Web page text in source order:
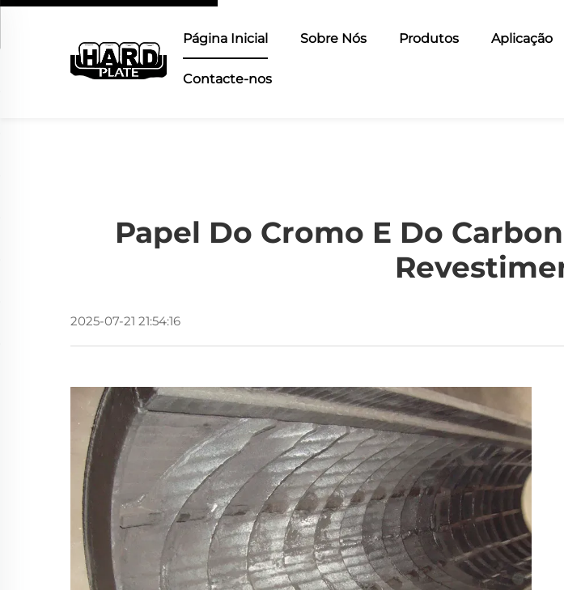
Página Inicial Sobre Nós Produtos Aplicação
Contacte-nos
Papel Do Cromo E Do
2025-07-21 21:54:16